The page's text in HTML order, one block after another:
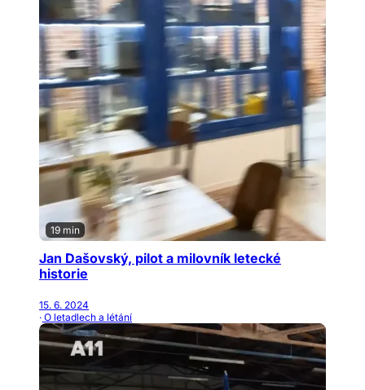
19 min
Jan Dašovský, pilot a milovník letecké
historie
15. 6. 2024
· O letadlech a létání